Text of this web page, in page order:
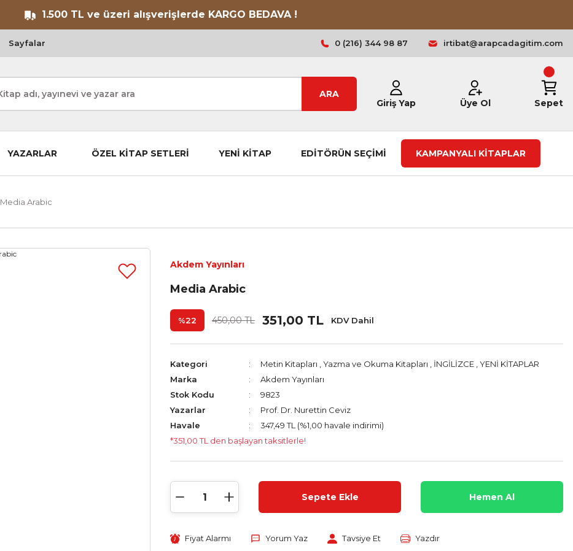
1.500 TL ve üzeri alışverişlerde KARGO BEDAVA !
Sayfalar 0 (216) 344 98 87 irtibat@arapcadagitim.com
ARA
Giriş Yap
Üye Ol Sepet
YAZARLAR ÖZEL KİTAP SETLERİ YENİ KİTAP EDİTÖRÜN SEÇİMİ KAMPANYALI KİTAPLAR
Media Arabic
Akdem Yayınları
Media Arabic
%22 450,00 TL 351,00 TL KDV Dahil
Kategori Metin Kitapları Yazma ve Okuma Kitapları İNGİLİZCE YENİ KİTAPLAR
Marka
Akdem Yayınları
Stok Kodu
9823
Yazarlar
Prof. Dr. Nurettin Ceviz
Havale
347,49 TL (%1,00 havale indirimi)
*351,00 TL den başlayan taksitlerle!
Sepete Ekle Hemen Al
Fiyat Alarmı Yorum Yaz Tavsiye Et Yazdır